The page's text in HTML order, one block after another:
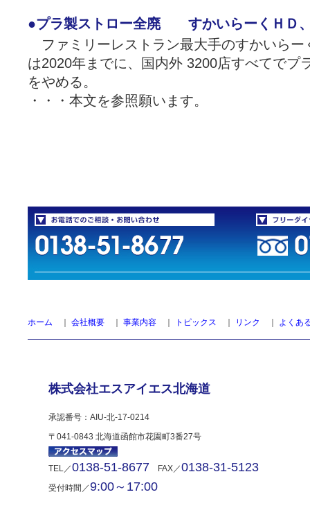
●プラ製ストロー全廃 すかいらーくＨＤ
ファミリーレストラン最大手のすかいらー
は2020年までに、国内外 3200店すべてでプ
をやめる。
・・・本文を参照願います。
ホーム 会社概要 事業内容 トピックス リンク よくあ
株式会社エスアイエス北海道
承認番号：AIU-北-17-0214
〒041-0843 北海道函館市花園町3番27号
TEL／0138-51-8677 FAX／0138-31-5123
受付時間／9:00～17:00